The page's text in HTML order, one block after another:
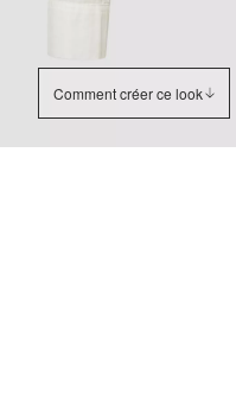
Comment créer ce look